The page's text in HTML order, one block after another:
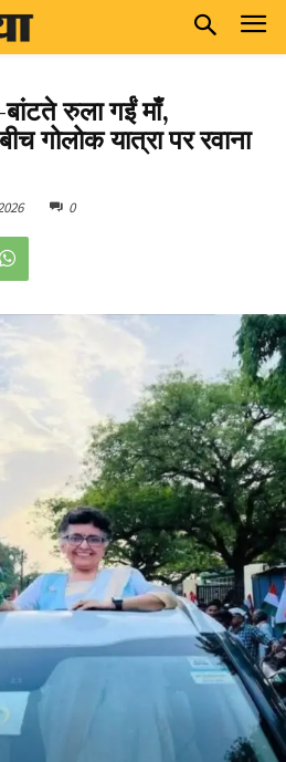
रुला गईं माँ,
गोलोक यात्रा पर रवाना
0